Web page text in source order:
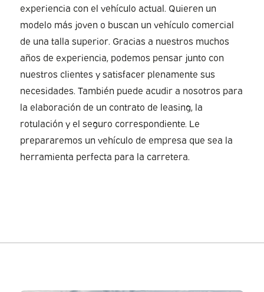
experiencia con el vehículo actual. Quieren un
modelo más joven o buscan un vehículo comercial
de una talla superior. Gracias a nuestros muchos
años de experiencia, podemos pensar junto con
nuestros clientes y satisfacer plenamente sus
necesidades. También puede acudir a nosotros para
la elaboración de un contrato de leasing, la
rotulación y el seguro correspondiente. Le
prepararemos un vehículo de empresa que sea la
herramienta perfecta para la carretera.